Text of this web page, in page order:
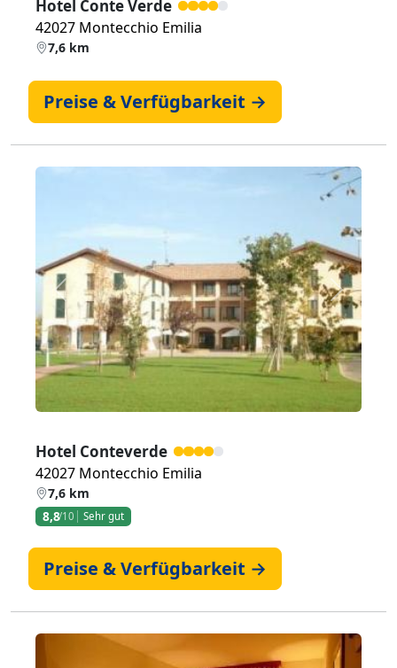
Hotel Conte Verde
42027 Montecchio Emilia
7,6 km
Preise & Verfügbarkeit →
Zurück Weiter
Hotel Conteverde
42027 Montecchio Emilia
7,6 km
8,8/10 Sehr gut
Preise & Verfügbarkeit →